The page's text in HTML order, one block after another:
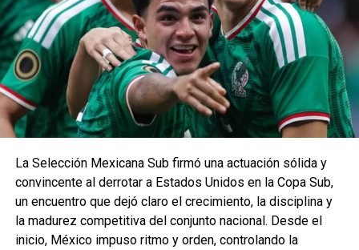
La Selección Mexicana Sub firmó una actuación sólida y
convincente al derrotar a Estados Unidos en la Copa Sub,
un encuentro que dejó claro el crecimiento, la disciplina y
la madurez competitiva del conjunto nacional. Desde el
inicio, México impuso ritmo y orden, controlando la